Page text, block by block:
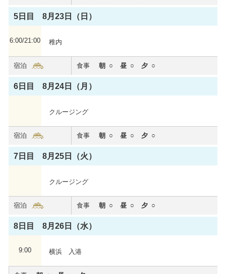
5日目 8月23日（日）
6:00/21:00 稚内
宿泊 食事 朝 昼 夕
6日目 8月24日（月）
クルージング
宿泊 食事 朝 昼 夕
7日目 8月25日（火）
クルージング
宿泊 食事 朝 昼 夕
8日目 8月26日（水）
9:00 横浜 入港